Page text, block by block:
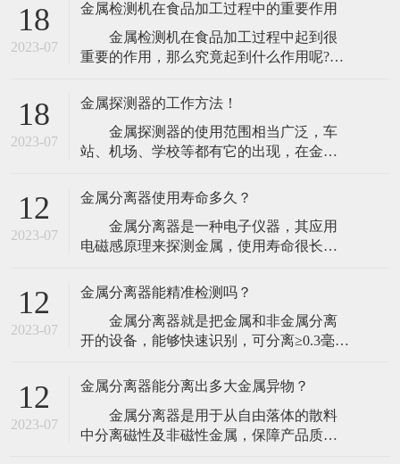
18
2023-07
金属检测机在食品加工过程中的重要作用
金属检测机在食品加工过程中起到很
重要的作用，那么究竟起到什么作用呢?今
装是食品不可分割的一部分。它保护食
生物、化学、物理外界因素的损害，它还
可以起到保持食品本身质量稳定的功能。
18
2023-07
金属探测器的工作方法！
金属探测器的使用范围相当广泛，车
站、机场、学校等都有它的出现，在金属
绍工业金属探测器可有两种方式装置，能
够在传送带上保送的产品上面或下面装置
板式线圈，但更灵活的探测器则应该让产
品穿过线圈并将线圈装置于金属壳内。
12
2023-07
金属分离器使用寿命多久？
金属分离器是一种电子仪器，其应用
电磁感原理来探测金属，使用寿命很长，
继续使用。目前市场上最常见的金属检出
呈方形，一般都配以输送带机构，带有自
动剔除装置，或者提供报警信号。输送带
12
2023-07
金属分离器能精准检测吗？
金属分离器就是把金属和非金属分离
开的设备，能够快速识别，可分离≥0.3毫米
性取决于电磁发射器频率的安稳性，一般
低，对铁的检测功能越好；作业频率越
高，对高碳钢的检测功能越好。检测器的
12
2023-07
金属分离器能分离出多大金属异物？
金属分离器是用于从自由落体的散料
中分离磁性及非磁性金属，保障产品质